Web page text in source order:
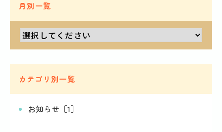
月別一覧
カテゴリ別一覧
お知らせ［1］